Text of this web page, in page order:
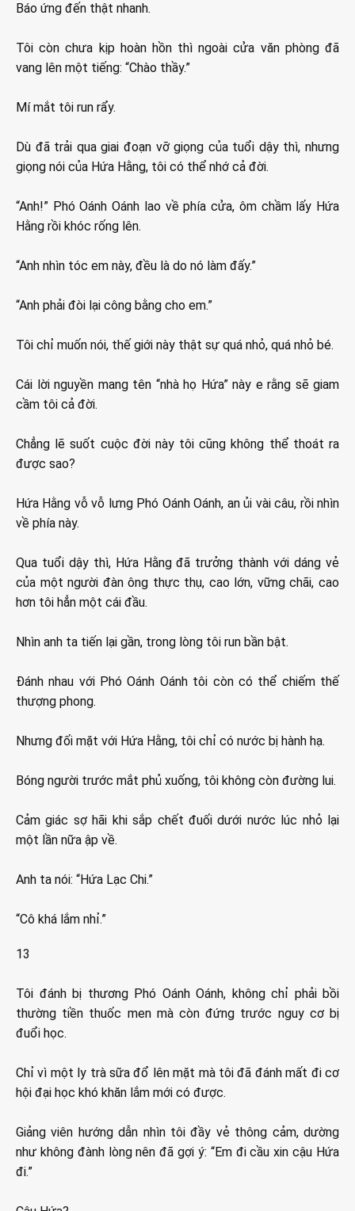
Báo ứng đến thật nhanh.
Tôi còn chưa kịp hoàn hồn thì ngoài cửa văn phòng đã
vang lên một tiếng: “Chào thầy.”
Mí mắt tôi run rẩy.
Dù đã trải qua giai đoạn vỡ giọng của tuổi dậy thì, nhưng
giọng nói của Hứa Hằng, tôi có thể nhớ cả đời.
“Anh!” Phó Oánh Oánh lao về phía cửa, ôm chầm lấy Hứa
Hằng rồi khóc rống lên.
“Anh nhìn tóc em này, đều là do nó làm đấy.”
“Anh phải đòi lại công bằng cho em.”
Tôi chỉ muốn nói, thế giới này thật sự quá nhỏ, quá nhỏ bé.
Cái lời nguyền mang tên “nhà họ Hứa” này e rằng sẽ giam
cầm tôi cả đời.
Chẳng lẽ suốt cuộc đời này tôi cũng không thể thoát ra
được sao?
Hứa Hằng vỗ vỗ lưng Phó Oánh Oánh, an ủi vài câu, rồi nhìn
về phía này.
Qua tuổi dậy thì, Hứa Hằng đã trưởng thành với dáng vẻ
của một người đàn ông thực thụ, cao lớn, vững chãi, cao
hơn tôi hẳn một cái đầu.
Nhìn anh ta tiến lại gần, trong lòng tôi run bần bật.
Đánh nhau với Phó Oánh Oánh tôi còn có thể chiếm thế
thượng phong.
Nhưng đối mặt với Hứa Hằng, tôi chỉ có nước bị hành hạ.
Bóng người trước mắt phủ xuống, tôi không còn đường lui.
Cảm giác sợ hãi khi sắp chết đuối dưới nước lúc nhỏ lại
một lần nữa ập về.
Anh ta nói: “Hứa Lạc Chi.”
“Cô khá lắm nhỉ.”
13
Tôi đánh bị thương Phó Oánh Oánh, không chỉ phải bồi
thường tiền thuốc men mà còn đứng trước nguy cơ bị
đuổi học.
Chỉ vì một ly trà sữa đổ lên mặt mà tôi đã đánh mất đi cơ
hội đại học khó khăn lắm mới có được.
Giảng viên hướng dẫn nhìn tôi đầy vẻ thông cảm, dường
như không đành lòng nên đã gợi ý: “Em đi cầu xin cậu Hứa
đi.”